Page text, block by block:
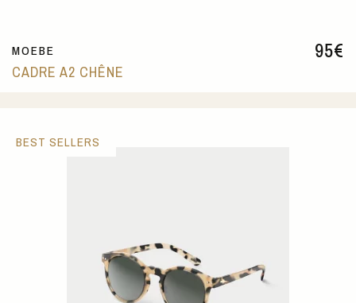
95€
MOEBE
CADRE A2 CHÊNE
BEST SELLERS